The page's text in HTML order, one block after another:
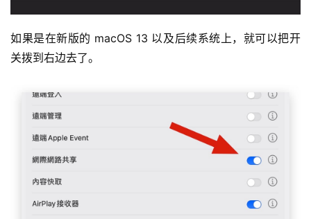
如果是在新版的 macOS 13 以及后续系统上，就可以把开
关拨到右边去了。